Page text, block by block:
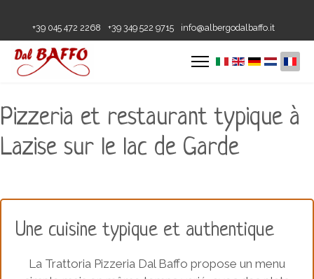
+39 045 472 2268 +39 349 522 9715 info@albergodalbaffo.it
Pizzeria et restaurant typique à
Lazise sur le lac de Garde
Une cuisine typique et authentique
La Trattoria Pizzeria Dal Baffo propose un menu